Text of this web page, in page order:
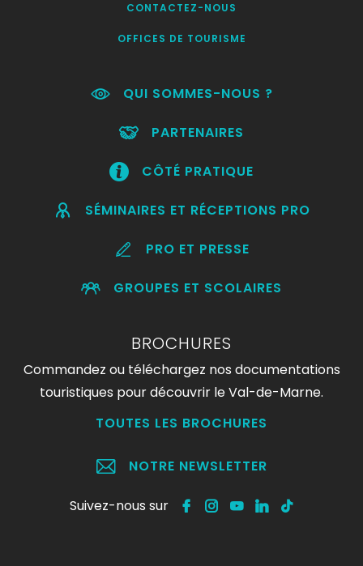
CONTACTEZ-NOUS
OFFICES DE TOURISME
QUI SOMMES-NOUS ?
PARTENAIRES
CÔTÉ PRATIQUE
SÉMINAIRES ET RÉCEPTIONS PRO
PRO ET PRESSE
GROUPES ET SCOLAIRES
BROCHURES
Commandez ou téléchargez nos documentations
touristiques pour découvrir le Val-de-Marne.
TOUTES LES BROCHURES
NOTRE NEWSLETTER
Suivez-nous sur